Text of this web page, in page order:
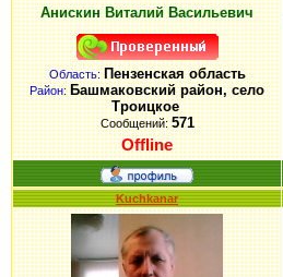
Анискин Виталий Васильевич
Область:Пензенская область
Район: Башмаковский район, село
Троицкое
Сообщений:571
Offline
Kuchkanar